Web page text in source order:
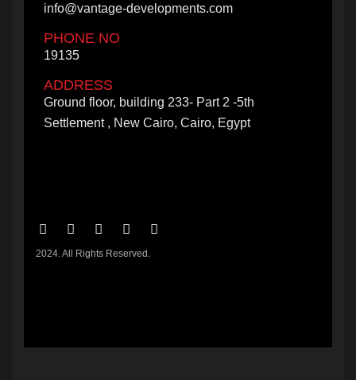
info@vantage-developments.com
PHONE NO
19135
ADDRESS
Ground floor, building 233- Part 2 -5th
Settlement , New Cairo, Cairo, Egypt
2024. All Rights Reserved.